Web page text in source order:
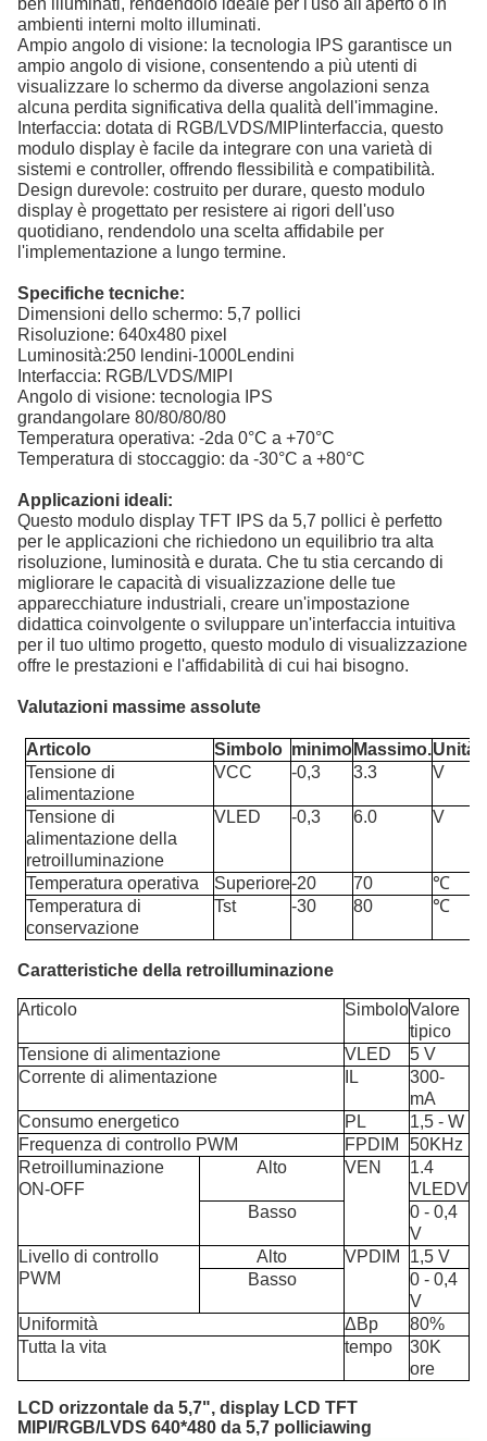
ben illuminati, rendendolo ideale per l'uso all'aperto o in
ambienti interni molto illuminati.
Ampio angolo di visione: la tecnologia IPS garantisce un
ampio angolo di visione, consentendo a più utenti di
visualizzare lo schermo da diverse angolazioni senza
alcuna perdita significativa della qualità dell'immagine.
Interfaccia: dotata di RGB/LVDS/MIPI interfaccia, questo
modulo display è facile da integrare con una varietà di
sistemi e controller, offrendo flessibilità e compatibilità.
Design durevole: costruito per durare, questo modulo
display è progettato per resistere ai rigori dell'uso
quotidiano, rendendolo una scelta affidabile per
l'implementazione a lungo termine.
Specifiche tecniche:
Dimensioni dello schermo: 5,7 pollici
Risoluzione: 640x480 pixel
Luminosità:250 lendini-1000Lendini
Interfaccia: RGB/LVDS/MIPI
Angolo di visione: tecnologia IPS
grandangolare 80/80/80/80
Temperatura operativa: -2da 0°C a +70°C
Temperatura di stoccaggio: da -30°C a +80°C
Applicazioni ideali:
Questo modulo display TFT IPS da 5,7 pollici è perfetto
per le applicazioni che richiedono un equilibrio tra alta
risoluzione, luminosità e durata. Che tu stia cercando di
migliorare le capacità di visualizzazione delle tue
apparecchiature industriali, creare un'impostazione
didattica coinvolgente o sviluppare un'interfaccia intuitiva
per il tuo ultimo progetto, questo modulo di visualizzazione
offre le prestazioni e l'affidabilità di cui hai bisogno.
Valutazioni massime assolute
Articolo Simbolo minimo Massimo.Unità
Tensione di
alimentazione
VCC -0,3 3.3 V
Tensione di
alimentazione della
retroilluminazione
VLED -0,3 6.0 V
Temperatura operativa Superiore-20 70
℃
Temperatura di
conservazione
Tst -30 80 ℃
Caratteristiche della retroilluminazione
Articolo SimboloValore
tipico
Tensione di alimentazione
VLED
5 V
Corrente di alimentazione
IL
300-
mA
Consumo energetico
PL
1,5 - W
Frequenza di controllo PWM
FPDIM
50KHz
Retroilluminazione
ON-OFF
Alto VEN
1.4
VLEDV
Basso
0 - 0,4
V
Livello di controllo
PWM
Alto VPDIM
1,5 V
Basso
0 - 0,4
V
Uniformità
ΔBp
80%
Tutta la vita
tempo
30K
ore
LCD orizzontale da 5,7", display LCD TFT
MIPI/RGB/LVDS 640*480 da 5,7 polliciawing